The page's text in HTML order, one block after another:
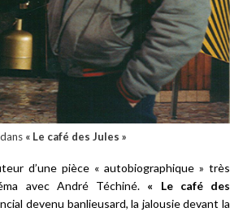
« Le café des Jules »
d’une pièce « autobiographique » très
avec André Téchiné. « Le café des
devenu banlieusard, la jalousie devant la